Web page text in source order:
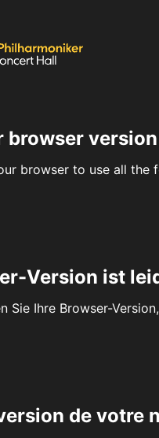
browser
browser to use all
Version ist
Sie Ihre Browser-
de votre